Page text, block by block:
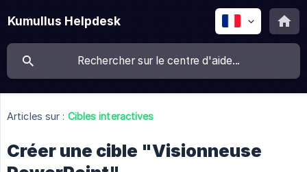
Kumullus Helpdesk
Articles sur : Cibles interactives
Créer une cible "Visionneuse